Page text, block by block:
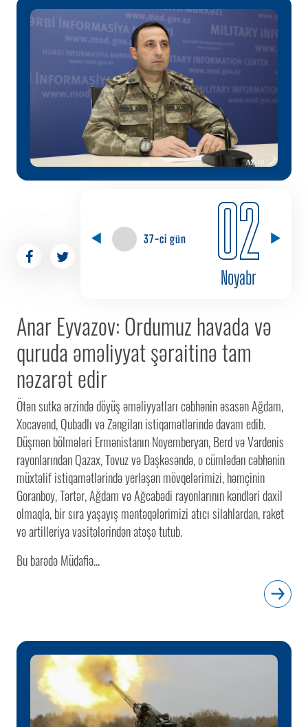
37-ci gün 02
Noyabr
Anar Eyvazov: Ordumuz havada və
quruda əməliyyat şəraitinə tam
nəzarət edir
Ötən sutka ərzində döyüş əməliyyatları cəbhənin əsasən Ağdam,
Xocavənd, Qubadlı və Zəngilan istiqamətlərində davam edib.
Düşmən bölmələri Ermənistanın Noyemberyan, Berd və Vardenis
rayonlarından Qazax, Tovuz və Daşkəsəndə, o cümlədən cəbhənin
müxtəlif istiqamətlərində yerləşən mövqelərimizi, həmçinin
Goranboy, Tərtər, Ağdam və Ağcabədi rayonlarının kəndləri daxil
olmaqla, bir sıra yaşayış məntəqələrimizi atıcı silahlardan, raket
və artilleriya vasitələrindən atəşə tutub.
Bu barədə Müdafiə...